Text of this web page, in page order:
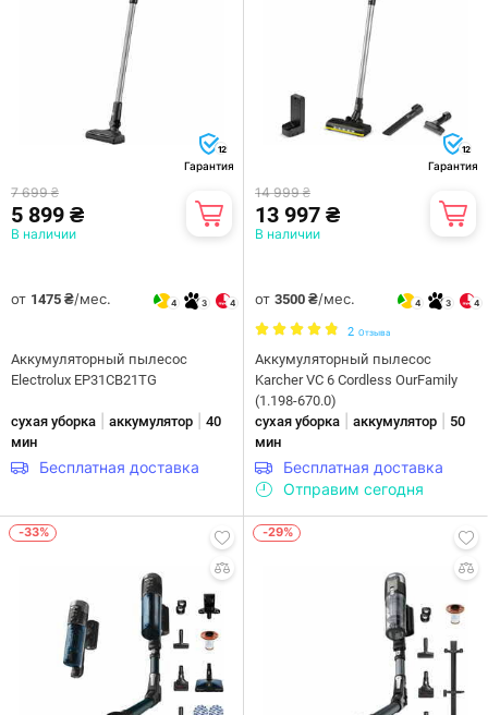
12
Гарантия
7 699 ₴
5 899 ₴
В наличии
от 1475 ₴/мес. 4 3 4
Аккумуляторный пылесос
Electrolux EP31CB21TG
сухая уборка аккумулятор
40
мин
Бесплатная доставка
12
Гарантия
14 999 ₴
13 997 ₴
В наличии
от 3500 ₴/мес. 4 3 4
2 Отзыва
Аккумуляторный пылесос
Karcher VC 6 Cordless OurFamily
(1.198-670.0)
сухая уборка
аккумулятор
50
мин
Бесплатная доставка
Отправим сегодня
-33% -29%